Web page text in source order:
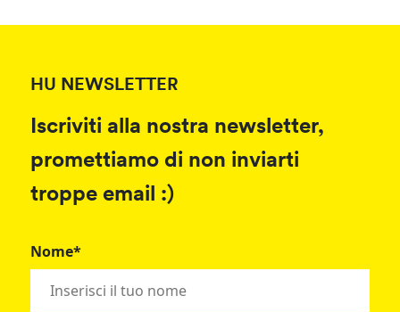
HU NEWSLETTER
Iscriviti alla nostra newsletter,
promettiamo di non inviarti
troppe email :)
Nome*